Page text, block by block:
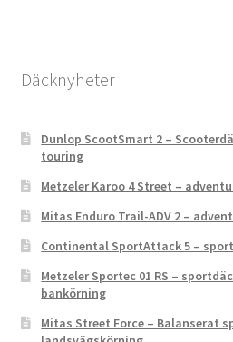
Däcknyheter
Dunlop ScootSmart 2 –
touring
Metzeler Karoo 4 Street –
Mitas Enduro Trail-ADV 2 –
Continental SportAttack 5 –
Metzeler Sportec 01 RS –
bankörning
Mitas Street Force – Balanserat